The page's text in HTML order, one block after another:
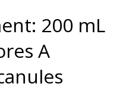
200 mL
A